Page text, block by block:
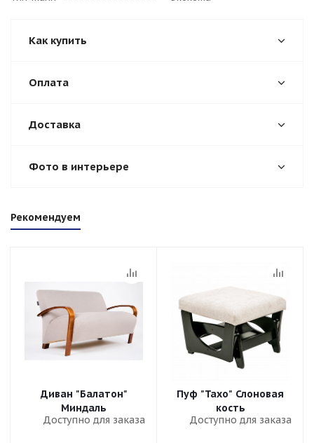
Как купить
Оплата
Доставка
Фото в интерьере
Рекомендуем
Диван "Балатон"
Миндаль
Доступно для заказа
Пуф "Тахо" Слоновая
кость
Доступно для заказа